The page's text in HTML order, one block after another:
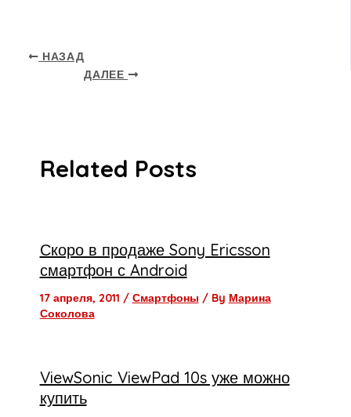
НАЗАД
ДАЛЕЕ
Related Posts
Скоро в продаже Sony Ericsson
смартфон с Android
17 апреля, 2011 / Смартфоны / By Марина
Соколова
ViewSonic ViewPad 10s уже можно
купить